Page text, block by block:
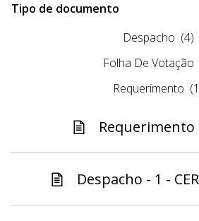
Tipo de documento
Despacho (4)
Folha De Votação
Requerimento
Requerimento
Despacho - 1 -